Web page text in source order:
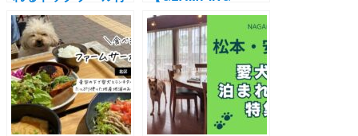
きの宿10選！コンド
ミニアムやペンショ
ンからラグジュアリ
ーホテルまで（おで
かけレポートあり）
RESORT 神戸六菊
+one】プライベート
ドッグラン付き！自
然に囲まれた空間で
愛犬とグランピング
体験を楽しもう